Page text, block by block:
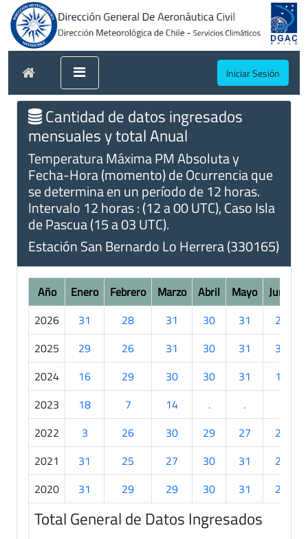
Iniciar Sesión
Cantidad de datos ingresados
mensuales y total Anual
Temperatura Máxima PM Absoluta y
Fecha-Hora (momento) de Ocurrencia que
se determina en un período de 12 horas.
Intervalo 12 horas : (12 a 00 UTC), Caso Isla
de Pascua (15 a 03 UTC).
Estación San Bernardo Lo Herrera (330165)
Año Enero Febrero Marzo Abril Mayo Junio
2026
31 28 31 30 31
21
2025
29 26 31 30 31
30
2024
16 29 30 30 31
17
2023
18 7 14 . .
2022
3 26 30 29 27
24
2021
31 25 27 30 31
26
2020
31 29 29 30 31 26
Total General de Datos Ingresados